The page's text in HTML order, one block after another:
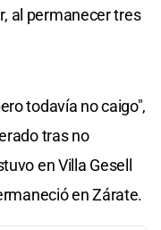
al permanecer tres
todavía no caigo",
tras no
en Villa Gesell
en Zárate.